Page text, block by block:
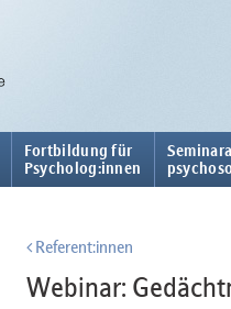
Fortbildung für
Psycholog:innen
Referent:innen
Webinar: